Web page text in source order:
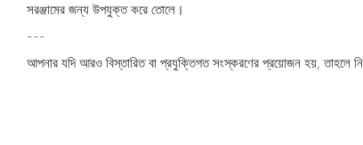
সরঞ্জামের জন্য উপযুক্ত করে তোলে।
---
আপনার যদি আরও বিস্তারিত বা প্রযুক্তিগত সংস্করণের প্রয়োজন হয়, তাহলে